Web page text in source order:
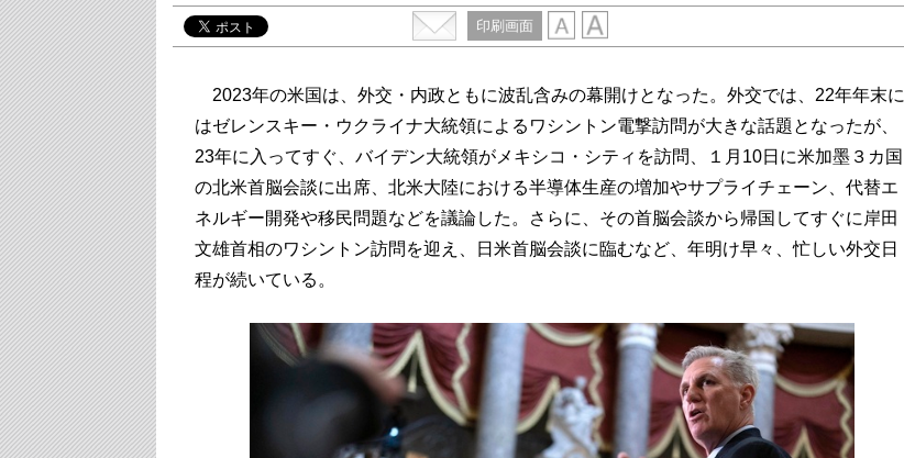
印刷画面
2023年の米国は、外交・内政ともに波乱含みの幕開けとなった。外交では、22年年末に
はゼレンスキー・ウクライナ大統領によるワシントン電撃訪問が大きな話題となったが、
23年に入ってすぐ、バイデン大統領がメキシコ・シティを訪問、１月10日に米加墨３カ国
の北米首脳会談に出席、北米大陸における半導体生産の増加やサプライチェーン、代替エ
ネルギー開発や移民問題などを議論した。さらに、その首脳会談から帰国してすぐに岸田
文雄首相のワシントン訪問を迎え、日米首脳会談に臨むなど、年明け早々、忙しい外交日
程が続いている。